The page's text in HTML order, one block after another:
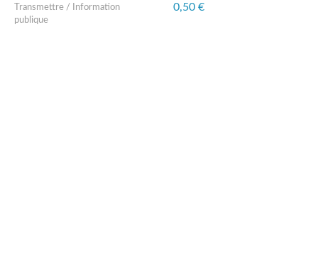
Transmettre / Information
publique
0,50 €